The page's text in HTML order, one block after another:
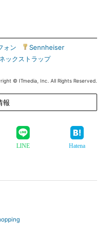
ォン Sennheiser
ネックストラップ
© ITmedia, Inc. All Rights Reserved.
報
LINE Hatena